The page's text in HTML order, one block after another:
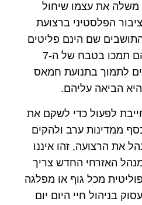
משלה את עצמו שיחול
הפלסטיני ברצועת
שם הינם פליטים
ששונאים את ישראל, הם תמכו בטבח של ה-7
לתמוך בתנועת חמאס
הביאה עליהם.
לפעול כדי לשקם את
ממדינות ערב ולהקים
את הרצועה, זהו איננו
האזרחי החדש צריך
מכל גוף או מפלגה
בניהול חיי היום יום